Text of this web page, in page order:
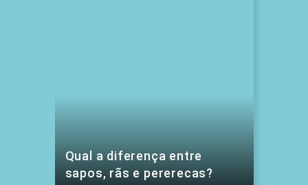
Qual a diferença entre
sapos, rãs e pererecas?